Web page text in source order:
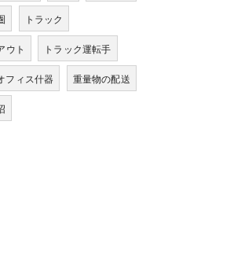
トラック
ウト トラック運転手
フィス什器 重量物の配送